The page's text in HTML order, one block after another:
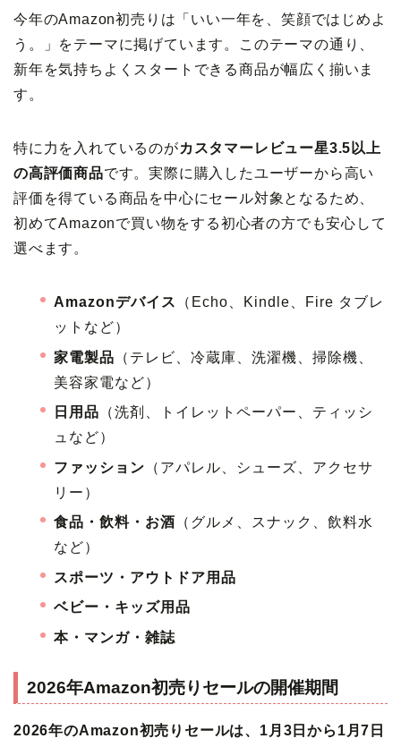
今年のAmazon初売りは「いい一年を、笑顔ではじめよ
う。」をテーマに掲げています。このテーマの通り、
新年を気持ちよくスタートできる商品が幅広く揃いま
す。
特に力を入れているのがカスタマーレビュー星3.5以上
の高評価商品です。実際に購入したユーザーから高い
評価を得ている商品を中心にセール対象となるため、
初めてAmazonで買い物をする初心者の方でも安心して
選べます。
Amazonデバイス
（Echo、Kindle、Fire タブレ
ットなど）
家電製品 （テレビ、冷蔵庫、洗濯機、掃除機、
美容家電など）
日用品 （洗剤、トイレットペーパー、ティッシ
ュなど）
ファッション （アパレル、シューズ、アクセサ
リー）
食品・飲料・お酒 （グルメ、スナック、飲料水
など）
スポーツ・アウトドア用品
ベビー・キッズ用品
本・マンガ・雑誌
2026年Amazon初売りセールの開催期間
2026年のAmazon初売りセールは、1月3日から1月7日